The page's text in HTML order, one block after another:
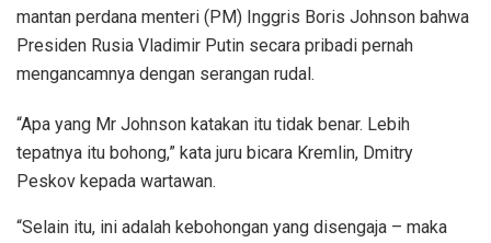
mantan perdana menteri (PM) Inggris Boris Johnson bahwa
Presiden Rusia Vladimir Putin secara pribadi pernah
mengancamnya dengan serangan rudal.
“Apa yang Mr Johnson katakan itu tidak benar. Lebih
tepatnya itu bohong,” kata juru bicara Kremlin, Dmitry
Peskov kepada wartawan.
“Selain itu, ini adalah kebohongan yang disengaja – maka